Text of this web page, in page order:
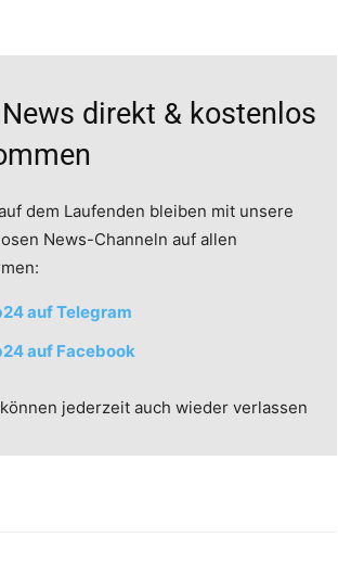
direkt & kostenlos
dem Laufenden bleiben mit unsere
News-Channeln auf allen
auf Telegram
auf Facebook
jederzeit auch wieder verlassen